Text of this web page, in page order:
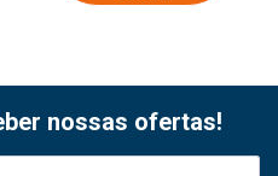
nossas ofertas!